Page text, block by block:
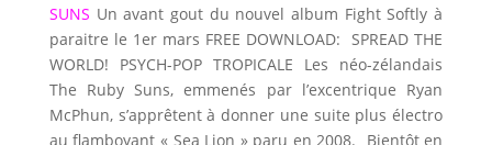
SUNS Un avant gout du nouvel album Fight Softly à
paraitre le 1er mars FREE DOWNLOAD: SPREAD THE
WORLD! PSYCH-POP TROPICALE Les néo-zélandais
The Ruby Suns, emmenés par l’excentrique Ryan
McPhun, s’apprêtent à donner une suite plus électro
au flamboyant « Sea Lion » paru en 2008. Bientôt en